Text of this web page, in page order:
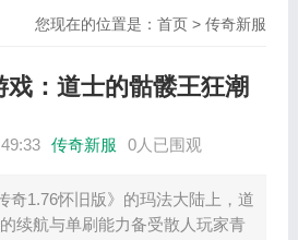
您现在的位置是：首页 >传奇新服
：道士的骷髅王狂潮
传奇新服 0人已围观
1.76怀旧版》的玛法大陆上，道
续航与单刷能力备受散人玩家青